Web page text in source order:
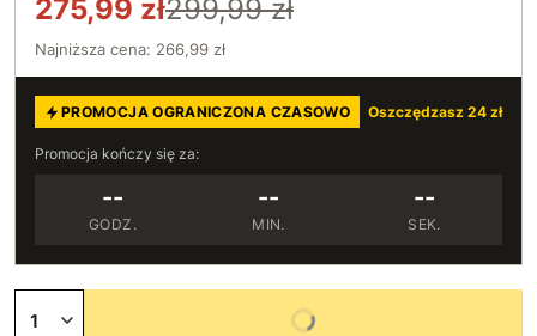
275,99 zł299,99 zł
Najniższa cena: 266,99 zł
PROMOCJA OGRANICZONA CZASOWO Oszczędzasz 24 zł
Promocja kończy się za:
--
GODZ.
--
MIN.
--
SEK.
Niedostępny